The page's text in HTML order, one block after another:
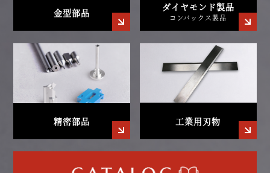
金型部品 ダイヤモンド製品
コンパックス製品
精密部品 工業用刃物